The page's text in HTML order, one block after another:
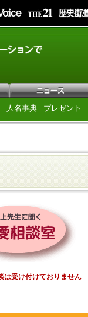
人名事典 プレゼント
は受け付けておりません